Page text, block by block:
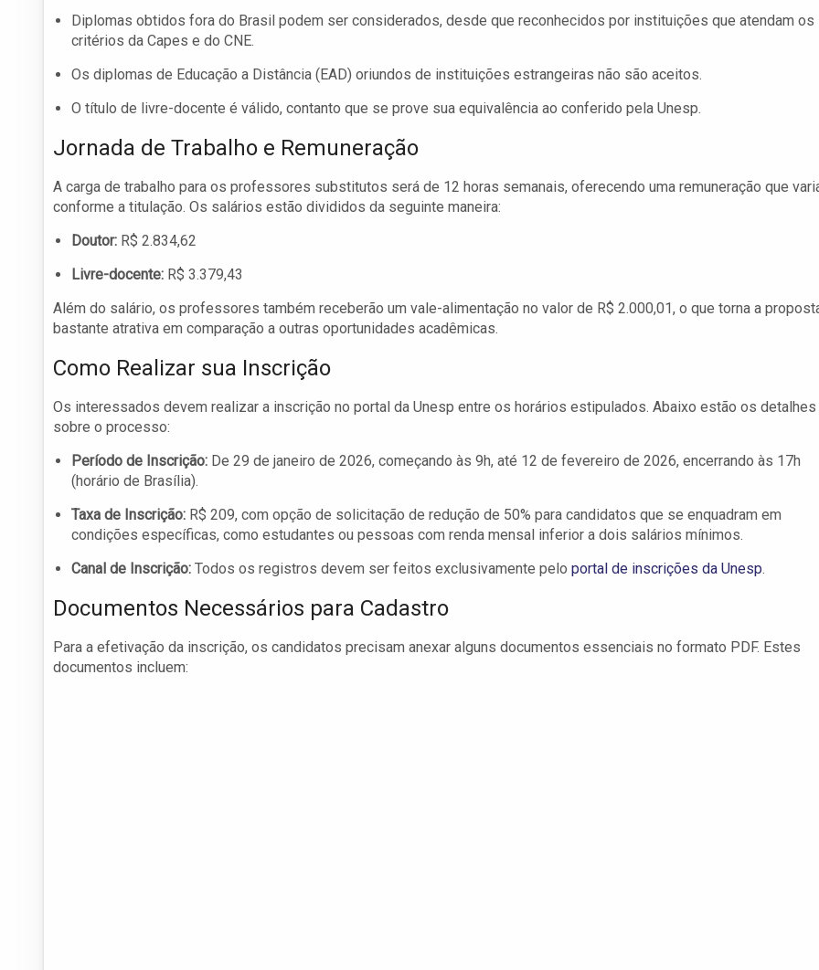
Diplomas obtidos fora do Brasil podem ser considerados, desde que reconhecidos por instituições que atendam os
critérios da Capes e do CNE.
Os diplomas de Educação a Distância (EAD) oriundos de instituições estrangeiras não são aceitos.
O título de livre-docente é válido, contanto que se prove sua equivalência ao conferido pela Unesp.
Jornada de Trabalho e Remuneração
A carga de trabalho para os professores substitutos será de 12 horas semanais, oferecendo uma remuneração que
conforme a titulação. Os salários estão divididos da seguinte maneira:
Doutor: R$ 2.834,62
Livre-docente: R$ 3.379,43
Além do salário, os professores também receberão um vale-alimentação no valor de R$ 2.000,01, o que torna a
bastante atrativa em comparação a outras oportunidades acadêmicas.
Como Realizar sua Inscrição
Os interessados devem realizar a inscrição no portal da Unesp entre os horários estipulados. Abaixo estão os detalhes
sobre o processo:
Período de Inscrição: De 29 de janeiro de 2026, começando às 9h, até 12 de fevereiro de 2026, encerrando às 17h
(horário de Brasília).
Taxa de Inscrição: R$ 209, com opção de solicitação de redução de 50% para candidatos que se enquadram em
condições específicas, como estudantes ou pessoas com renda mensal inferior a dois salários mínimos.
Canal de Inscrição: Todos os registros devem ser feitos exclusivamente pelo portal de inscrições da Unesp.
Documentos Necessários para Cadastro
Para a efetivação da inscrição, os candidatos precisam anexar alguns documentos essenciais no formato PDF. Estes
documentos incluem: